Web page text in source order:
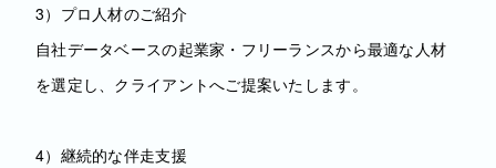
3）プロ人材のご紹介
自社データベースの起業家・フリーランスから最適な人材
を選定し、クライアントへご提案いたします。
4）継続的な伴走支援